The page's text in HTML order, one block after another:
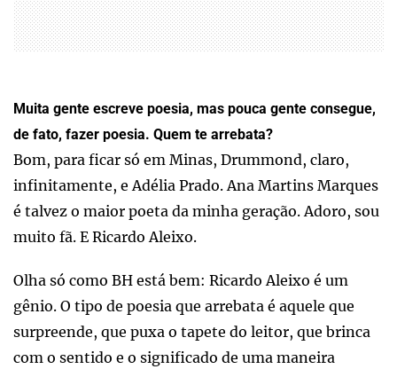
Muita gente escreve poesia, mas pouca gente consegue,
de fato, fazer poesia. Quem te arrebata?
Bom, para ficar só em Minas, Drummond, claro,
infinitamente, e Adélia Prado. Ana Martins Marques
é talvez o maior poeta da minha geração. Adoro, sou
muito fã. E Ricardo Aleixo.
Olha só como BH está bem: Ricardo Aleixo é um
gênio. O tipo de poesia que arrebata é aquele que
surpreende, que puxa o tapete do leitor, que brinca
com o sentido e o significado de uma maneira